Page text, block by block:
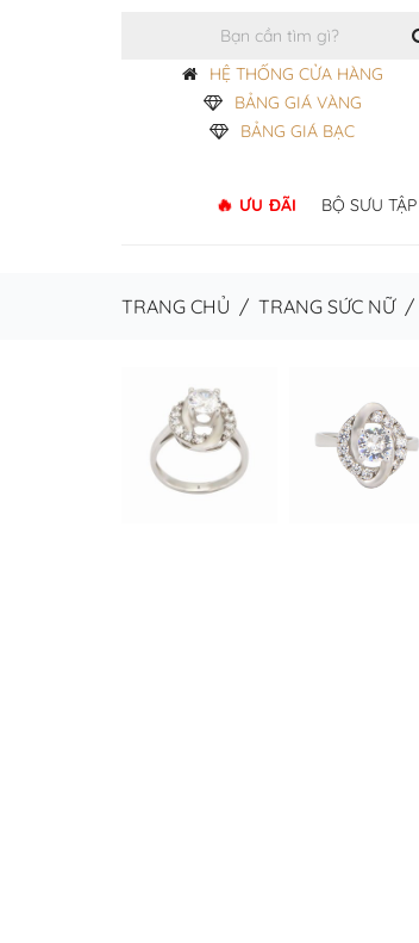
HỆ THỐNG CỬA HÀNG
BẢNG GIÁ VÀNG
BẢNG GIÁ BẠC
ƯU ĐÃI BỘ SƯU TẬP
TRANG CHỦ / TRANG SỨC NỮ/